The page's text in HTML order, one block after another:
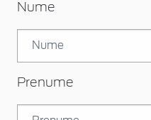
Nume
Prenume